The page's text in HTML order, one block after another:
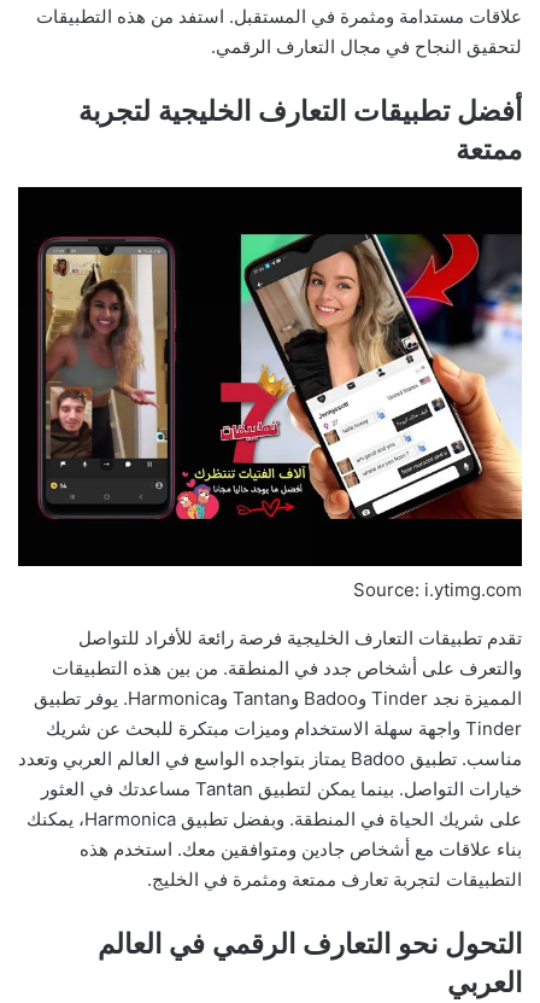
علاقات مستدامة ومثمرة في المستقبل. استفد من هذه التطبيقات
لتحقيق النجاح في مجال التعارف الرقمي.
أفضل تطبيقات التعارف الخليجية لتجربة
ممتعة
Source: i.ytimg.com
تقدم تطبيقات التعارف الخليجية فرصة رائعة للأفراد للتواصل
والتعرف على أشخاص جدد في المنطقة. من بين هذه التطبيقات
المميزة نجد Tinder وBadoo وTantan وHarmonica. يوفر تطبيق
Tinder واجهة سهلة الاستخدام وميزات مبتكرة للبحث عن شريك
مناسب. تطبيق Badoo يمتاز بتواجده الواسع في العالم العربي وتعدد
خيارات التواصل. بينما يمكن لتطبيق Tantan مساعدتك في العثور
على شريك الحياة في المنطقة. وبفضل تطبيق Harmonica، يمكنك
بناء علاقات مع أشخاص جادين ومتوافقين معك. استخدم هذه
التطبيقات لتجربة تعارف ممتعة ومثمرة في الخليج.
التحول نحو التعارف الرقمي في العالم
العربي